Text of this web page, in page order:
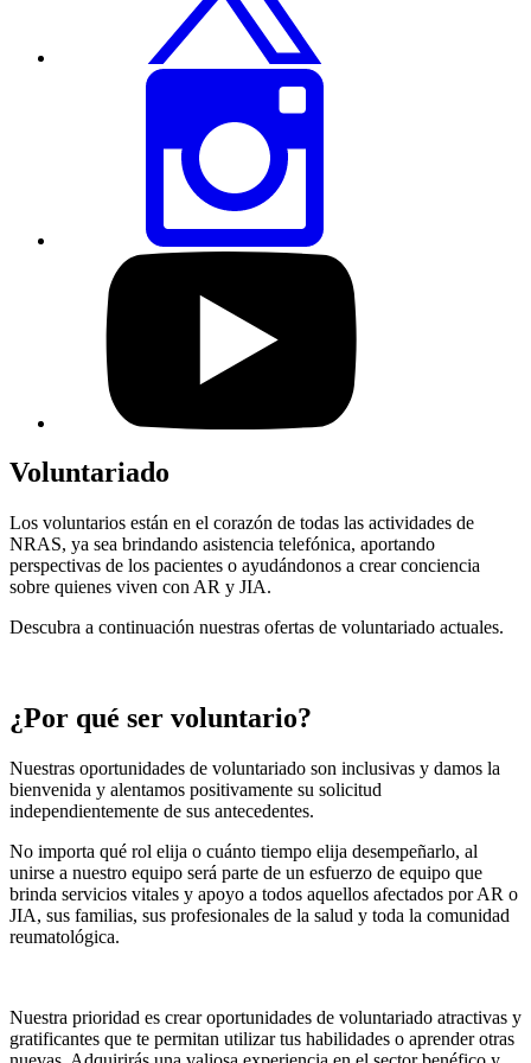
nuestro
YouTube
Voluntariado
Los voluntarios están en el corazón de todas las actividades de
NRAS, ya sea brindando asistencia telefónica, aportando
perspectivas de los pacientes o ayudándonos a crear conciencia
sobre quienes viven con AR y JIA.
Descubra a continuación nuestras ofertas de voluntariado actuales.
¿Por qué ser voluntario?
Nuestras oportunidades de voluntariado son inclusivas y damos la
bienvenida y alentamos positivamente su solicitud
independientemente de sus antecedentes.
No importa qué rol elija o cuánto tiempo elija desempeñarlo, al
unirse a nuestro equipo será parte de un esfuerzo de equipo que
brinda servicios vitales y apoyo a todos aquellos afectados por AR o
JIA, sus familias, sus profesionales de la salud y toda la comunidad
reumatológica.
Nuestra prioridad es crear oportunidades de voluntariado atractivas y
gratificantes que te permitan utilizar tus habilidades o aprender otras